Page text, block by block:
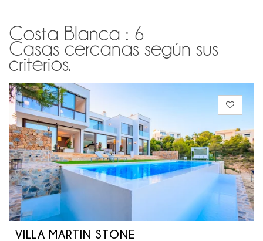
Costa Blanca : 6
Casas cercanas según sus
criterios.
VILLA MARTIN STONE